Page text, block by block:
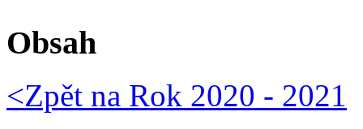
Obsah
<Zpět na Rok 2020 - 2021